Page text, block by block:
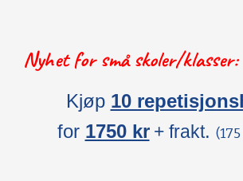
Nyhet for små skoler/klasser:
Kjøp 10
for 1750 kr + frakt.